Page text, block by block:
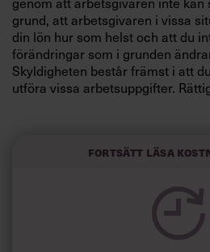
grund, att arbetsgivaren i vissa
din lön hur som helst och att du
förändringar som i grunden
Skyldigheten består främst i att
utföra vissa arbetsuppgifter.
uppsägningar av en eller flera
arbetsbrist. Arbetsbrist är saklig
Vid arbetsbrist ska eventuella
Fortsätt läsa